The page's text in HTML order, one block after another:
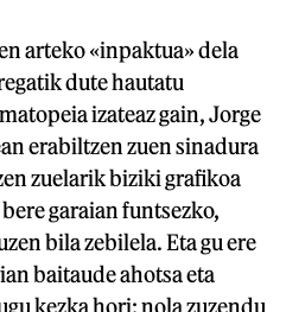
arteko «inpaktua» dela
dute hautatu
izateaz gain, Jorge
erabiltzen zuen sinadura
zuelarik biziki grafikoa
garaian funtsezko,
bila zebilela. Eta gu ere
baitaude ahotsa eta
kezka hori: nola zuzendu